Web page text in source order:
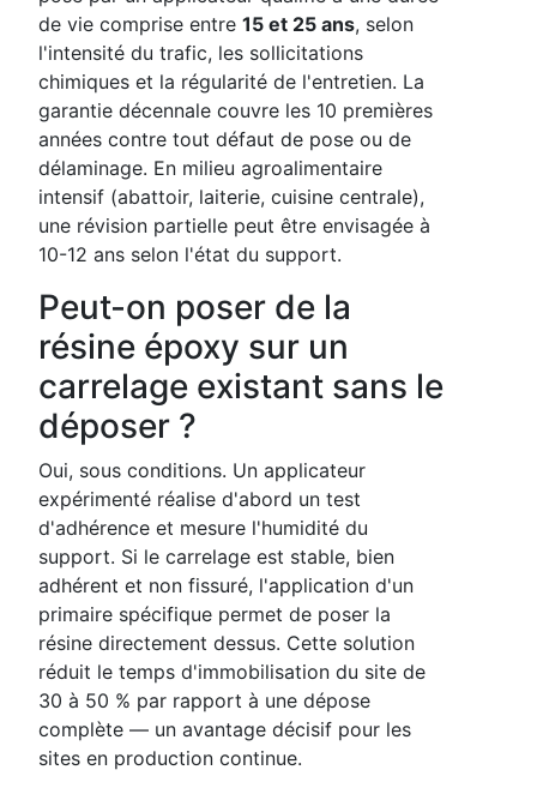
de vie comprise entre 15 et 25 ans, selon
l'intensité du trafic, les sollicitations
chimiques et la régularité de l'entretien. La
garantie décennale couvre les 10 premières
années contre tout défaut de pose ou de
délaminage. En milieu agroalimentaire
intensif (abattoir, laiterie, cuisine centrale),
une révision partielle peut être envisagée à
10-12 ans selon l'état du support.
Peut-on poser de la
résine époxy sur un
carrelage existant sans le
déposer ?
Oui, sous conditions. Un applicateur
expérimenté réalise d'abord un test
d'adhérence et mesure l'humidité du
support. Si le carrelage est stable, bien
adhérent et non fissuré, l'application d'un
primaire spécifique permet de poser la
résine directement dessus. Cette solution
réduit le temps d'immobilisation du site de
30 à 50 % par rapport à une dépose
complète — un avantage décisif pour les
sites en production continue.